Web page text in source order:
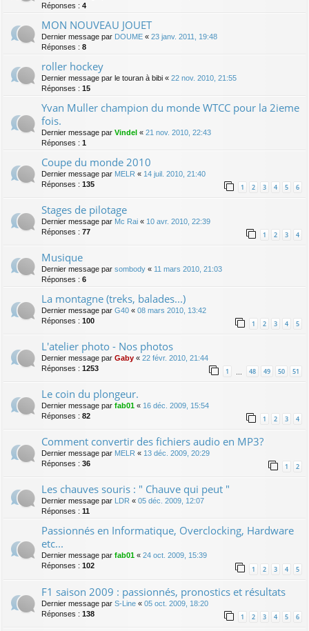
Réponses : 4
MON NOUVEAU JOUET
Dernier message par DOUME « 23 janv. 2011, 19:48
Réponses : 8
roller hockey
Dernier message par le touran à bibi « 22 nov. 2010, 21:55
Réponses : 15
Yvan Muller champion du monde WTCC pour la 2ieme
fois.
Dernier message par Vindel « 21 nov. 2010, 22:43
Réponses : 1
Coupe du monde 2010
Dernier message par MELR « 14 juil. 2010, 21:40
Réponses : 135 1 2 3 4 5 6
Stages de pilotage
Dernier message par Mc Rai « 10 avr. 2010, 22:39
Réponses : 77 1 2 3 4
Musique
Dernier message par sombody « 11 mars 2010, 21:03
Réponses : 6
La montagne (treks, balades...)
Dernier message par G40 « 08 mars 2010, 13:42
Réponses : 100 1 2 3 4 5
L'atelier photo - Nos photos
Dernier message par Gaby « 22 févr. 2010, 21:44
Réponses : 1253 1 … 48 49 50 51
Le coin du plongeur.
Dernier message par fab01 « 16 déc. 2009, 15:54
Réponses : 82 1 2 3 4
Comment convertir des fichiers audio en MP3?
Dernier message par MELR « 13 déc. 2009, 20:29
Réponses : 36 1 2
Les chauves souris : " Chauve qui peut "
Dernier message par LDR « 05 déc. 2009, 12:07
Réponses : 11
Passionnés en Informatique, Overclocking, Hardware
etc...
Dernier message par fab01 « 24 oct. 2009, 15:39
Réponses : 102 1 2 3 4 5
F1 saison 2009 : passionnés, pronostics et résultats
Dernier message par S-Line « 05 oct. 2009, 18:20
Réponses : 138 1 2 3 4 5 6